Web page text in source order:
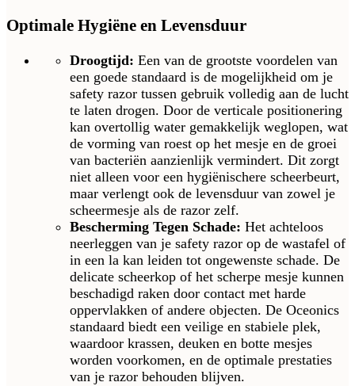
Optimale Hygiëne en Levensduur
Droogtijd: Een van de grootste voordelen van
een goede standaard is de mogelijkheid om je
safety razor tussen gebruik volledig aan de lucht
te laten drogen. Door de verticale positionering
kan overtollig water gemakkelijk weglopen, wat
de vorming van roest op het mesje en de groei
van bacteriën aanzienlijk vermindert. Dit zorgt
niet alleen voor een hygiënischere scheerbeurt,
maar verlengt ook de levensduur van zowel je
scheermesje als de razor zelf.
Bescherming Tegen Schade: Het achteloos
neerleggen van je safety razor op de wastafel of
in een la kan leiden tot ongewenste schade. De
delicate scheerkop of het scherpe mesje kunnen
beschadigd raken door contact met harde
oppervlakken of andere objecten. De Oceonics
standaard biedt een veilige en stabiele plek,
waardoor krassen, deuken en botte mesjes
worden voorkomen, en de optimale prestaties
van je razor behouden blijven.